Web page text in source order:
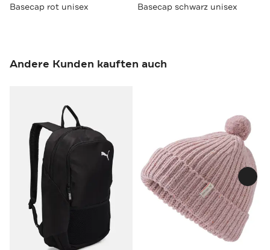
Basecap rot unisex Basecap schwarz unisex
Andere Kunden kauften auch